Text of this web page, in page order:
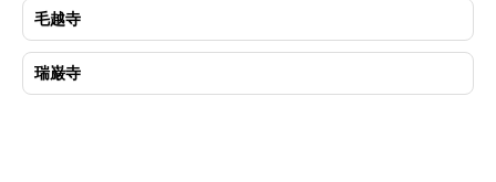
毛越寺
瑞巌寺